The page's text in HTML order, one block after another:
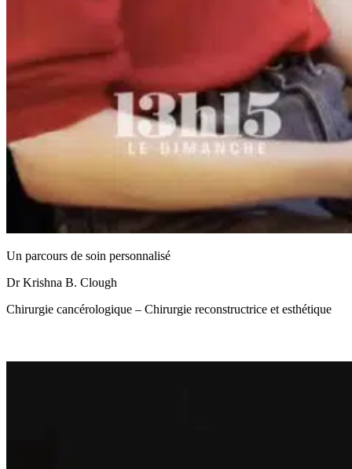
Un parcours de soin personnalisé
Dr Krishna B. Clough
Chirurgie cancérologique – Chirurgie reconstructrice et esthétique